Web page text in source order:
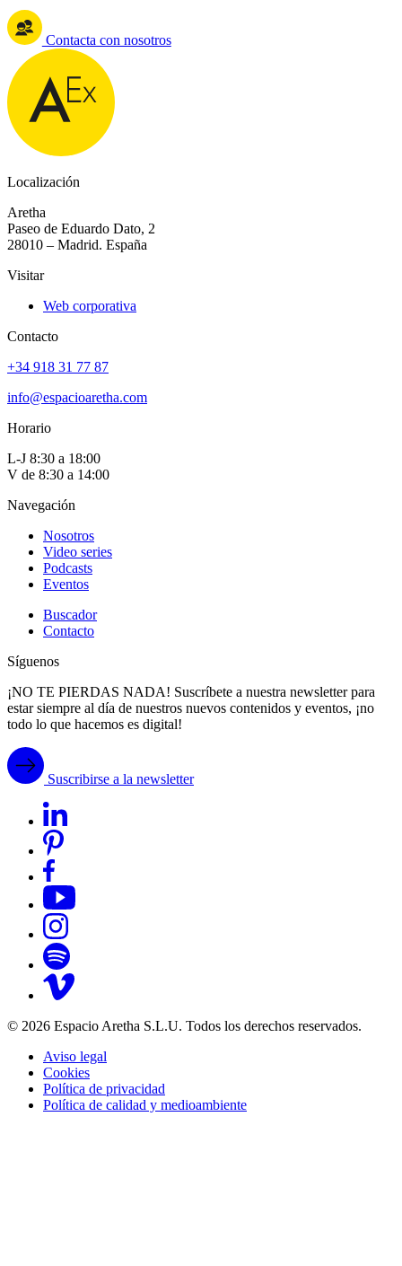
Contacta con nosotros
Localización
Aretha
Paseo de Eduardo Dato, 2
28010 – Madrid. España
Visitar
Web corporativa
Contacto
+34 918 31 77 87
info@espacioaretha.com
Horario
L-J 8:30 a 18:00
V de 8:30 a 14:00
Navegación
Nosotros
Video series
Podcasts
Eventos
Buscador
Contacto
Síguenos
¡NO TE PIERDAS NADA! Suscríbete a nuestra newsletter para
estar siempre al día de nuestros nuevos contenidos y eventos, ¡no
todo lo que hacemos es digital!
Suscribirse a la newsletter
© 2026 Espacio Aretha S.L.U. Todos los derechos reservados.
Aviso legal
Cookies
Política de privacidad
Política de calidad y medioambiente